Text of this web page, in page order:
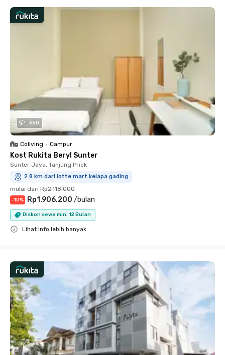
360
Coliving • Campur
Kost Rukita Beryl Sunter
Sunter Jaya, Tanjung Priok
2.8 km dari lotte mart kelapa gading
mulai dari Rp2.118.000
-10% Rp1.906.200 /bulan
Diskon sewa min. 12 Bulan
Lihat info lebih banyak